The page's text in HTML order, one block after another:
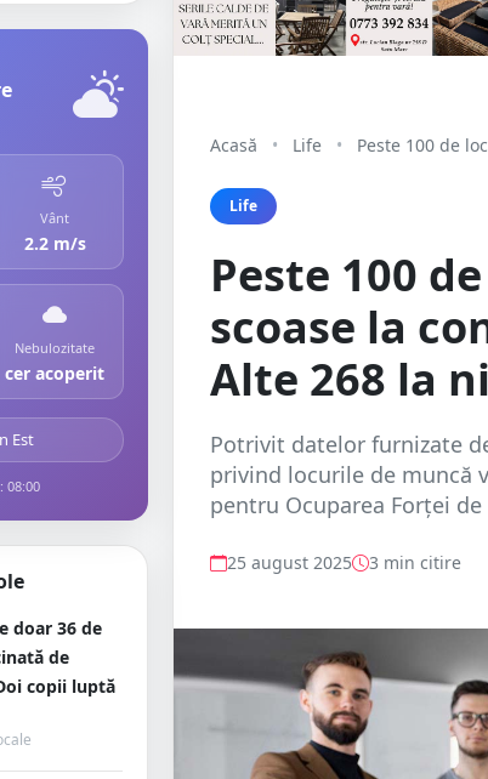
Vânt
2.2 m/s
Nebulozitate
cer acoperit
Est
08:00
doar 36 de
de
copii luptă
Acasă • Life • Peste 100 de
Life
Peste 100
scoase la
Alte 268 la
Potrivit datelor furnizate
privind locurile de muncă
pentru Ocuparea Forței de
25 august 2025 3 min citire